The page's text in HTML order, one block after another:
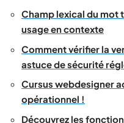
Champ lexical du mot
usage en contexte
Comment vérifier la
astuce de sécurité
Cursus webdesigner
opérationnel !
Découvrez les